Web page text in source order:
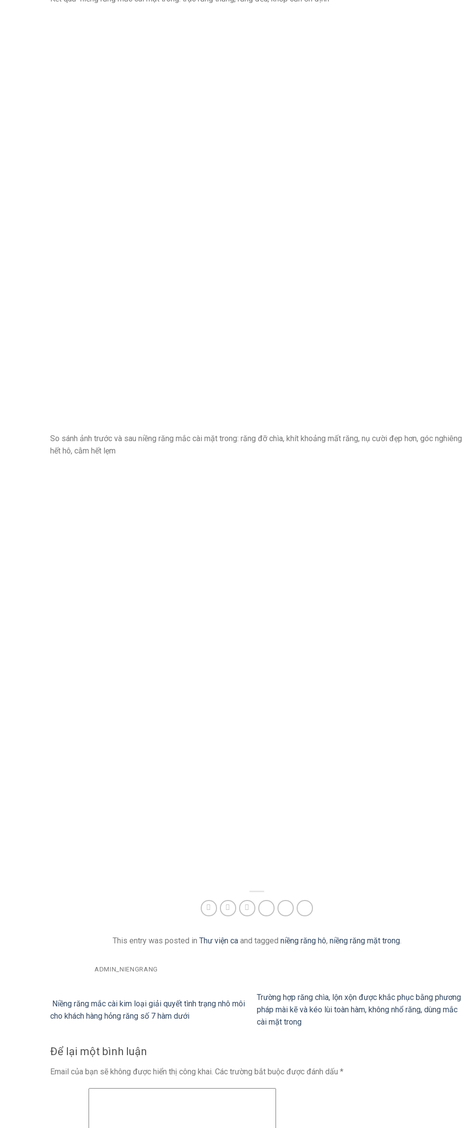
So sánh ảnh trước và sau niềng răng mắc cài mặt trong: răng đỡ chìa, khít khoảng mất răng, nụ cười đẹp hơn, góc nghiêng
hết hô, cằm hết lẹm
This entry was posted in Thư viện caand tagged niềng răng hô, niềng răng mặt trong.
ADMIN_NIENGRANG
Niềng răng mắc cài kim loại giải quyết tình trạng nhô môi
cho khách hàng hỏng răng số 7 hàm dưới
Trường hợp răng chìa, lộn xộn được khắc phục bằng phương
pháp mài kẽ và kéo lùi toàn hàm, không nhổ răng, dùng mắc
cài mặt trong
Để lại một bình luận
Email của bạn sẽ không được hiển thị công khai. Các trường bắt buộc được đánh dấu *